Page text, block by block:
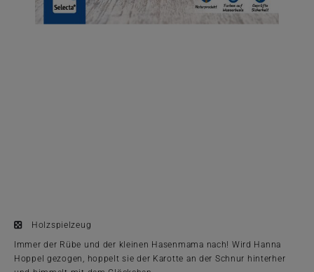
Holzspielzeug
Immer der Rübe und der kleinen Hasenmama nach! Wird Hanna
Hoppel gezogen, hoppelt sie der Karotte an der Schnur hinterher